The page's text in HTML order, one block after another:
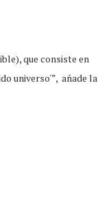
que consiste en
universo'”, añade la